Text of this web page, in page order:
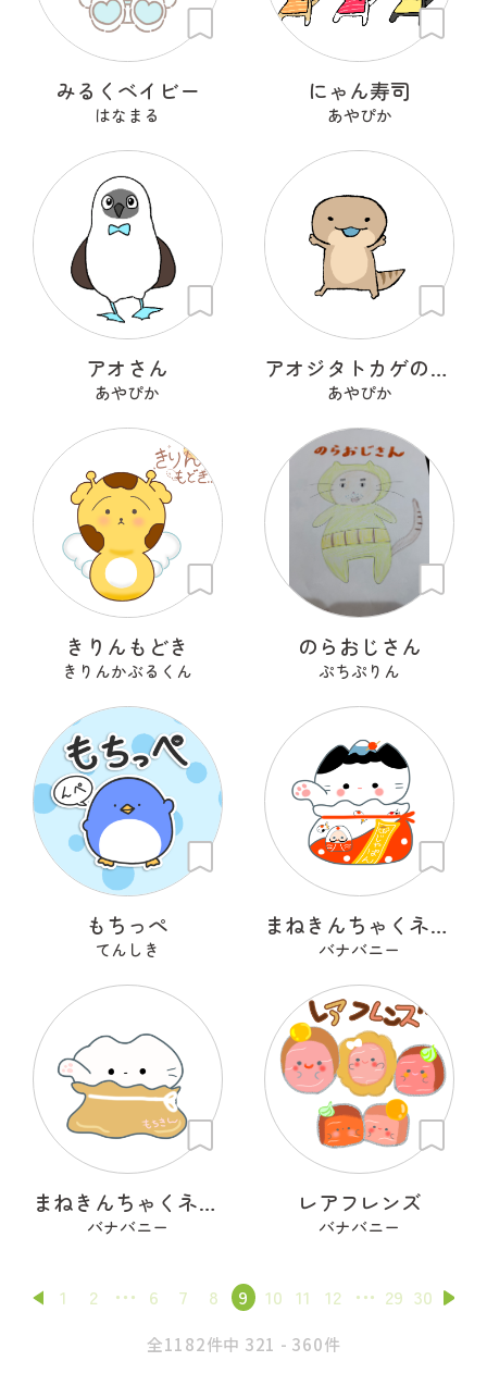
みるくベイビー
はなまる
にゃん寿司
あやぴか
アオさん
あやぴか
アオジタトカゲのべーたん
あやぴか
きりんもどき
きりんかぶるくん
のらおじさん
ぷちぷりん
もちっぺ
てんしき
まねきんちゃくネコ（和巾着）
バナバニー
まねきんちゃくネコ（餅巾着）
バナバニー
レアフレンズ
バナバニー
1 2 6 7 8 9 10 11 12 29 30
全1182件中 321 - 360件